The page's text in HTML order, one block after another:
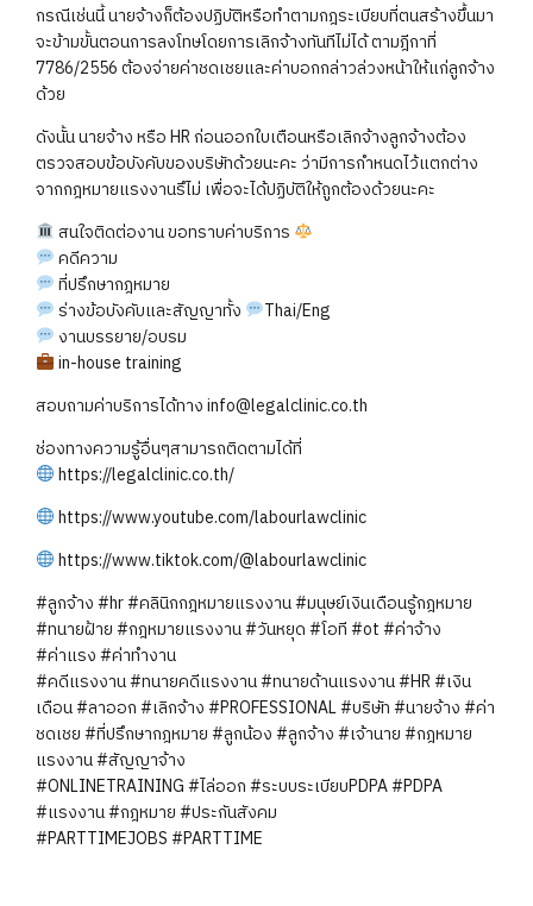
กรณีเช่นนี้ นายจ้างก็ต้องปฏิบัติหรือทำตามกฎระเบียบที่ตนสร้างขึ้นมา
จะข้ามขั้นตอนการลงโทษโดยการเลิกจ้างทันทีไม่ได้ ตามฎีกาที่
7786/2556 ต้องจ่ายค่าชดเชยและค่าบอกกล่าวล่วงหน้าให้แก่ลูกจ้าง
ด้วย
ดังนั้น นายจ้าง หรือ HR ก่อนออกใบเตือนหรือเลิกจ้างลูกจ้างต้อง
ตรวจสอบข้อบังคับของบริษัทด้วยนะคะ ว่ามีการกำหนดไว้แตกต่าง
จากกฎหมายแรงงานรึไม่ เพื่อจะได้ปฏิบัติให้ถูกต้องด้วยนะคะ
สนใจติดต่องาน ขอทราบค่าบริการ
คดีความ
ที่ปรึกษากฎหมาย
ร่างข้อบังคับและสัญญาทั้ง
Thai/Eng
งานบรรยาย/อบรม
in-house training
สอบถามค่าบริการได้ทาง info@legalclinic.co.th
ช่องทางความรู้อื่นๆสามารถติดตามได้ที่
https://legalclinic.co.th/
https://www.youtube.com/labourlawclinic
https://www.tiktok.com/@labourlawclinic
#ลูกจ้าง #hr #คลินิกกฎหมายแรงงาน #มนุษย์เงินเดือนรู้กฎหมาย
#ทนายฝ้าย #กฎหมายแรงงาน #วันหยุด #โอที #ot #ค่าจ้าง
#ค่าแรง #ค่าทำงาน
#คดีแรงงาน #ทนายคดีแรงงาน #ทนายด้านแรงงาน #HR #เงิน
เดือน #ลาออก #เลิกจ้าง #PROFESSIONAL #บริษัท #นายจ้าง #ค่า
ชดเชย #ที่ปรึกษากฎหมาย #ลูกน้อง #ลูกจ้าง #เจ้านาย #กฎหมาย
แรงงาน #สัญญาจ้าง
#ONLINETRAINING #ไล่ออก #ระบบระเบียบPDPA #PDPA
#แรงงาน #กฎหมาย #ประกันสังคม
#PARTTIMEJOBS #PARTTIME